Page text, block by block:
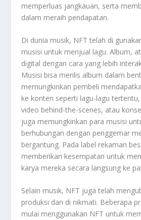
memperluas jangkauan, serta
dalam meraih pendapatan.
Di dunia musik, NFT telah di
musisi untuk menjual lagu. Album,
digital dengan cara yang lebih
Musisi bisa merilis album dalam
memungkinkan pembeli
ke konten seperti lagu-lagu
video behind-the-scenes, atau
juga memungkinkan para musisi
berhubungan dengan penggemar
bergantung. Pada label rekaman
memberikan kesempatan untuk
karya mereka secara langsung ke
Selain musik, NFT juga telah
produksi dan di nikmati. Beberapa
mulai menggunakan NFT untuk